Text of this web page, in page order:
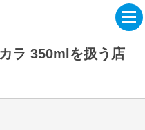
ラ 350mlを扱う店